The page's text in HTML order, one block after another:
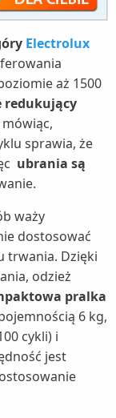
Electrolux
aż 1500
redukujący
mówiąc,
sprawia, że
ubrania są
waży
dostosować
trwania. Dzięki
odzież
pralka
6 kg,
cykli) i
jest